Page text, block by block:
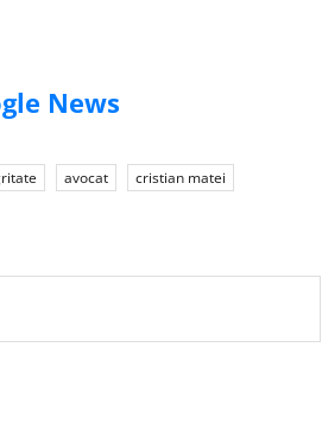
News
avocat
cristian matei